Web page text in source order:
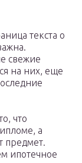
текста о
свежие
на них, еще
что
а
предмет.
ипотечное